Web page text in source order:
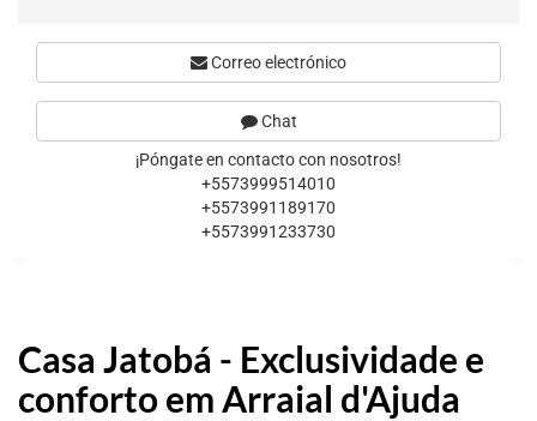
Casa Jatobá - Exclusividade e
conforto em Arraial d'Ajuda
Correo electrónico
Chat
¡Póngate en contacto con nosotros!
+5573999514010
+5573991189170
+5573991233730